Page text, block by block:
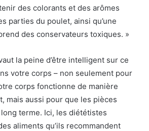
des colorants et des arômes
parties du poulet, ainsi qu’une
des conservateurs toxiques. »
la peine d’être intelligent sur ce
votre corps – non seulement pour
corps fonctionne de manière
mais aussi pour que les pièces
terme. Ici, les diététistes
aliments qu’ils recommandent